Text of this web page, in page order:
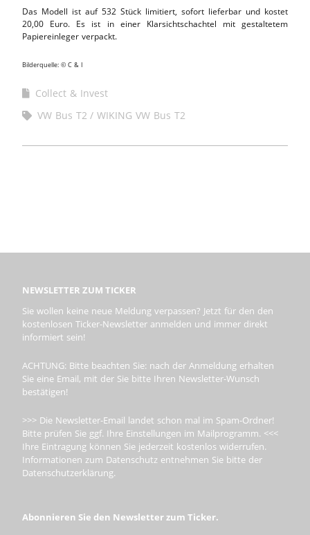
Das Modell ist auf 532 Stück limitiert, sofort lieferbar und kostet
20,00 Euro. Es ist in einer Klarsichtschachtel mit gestaltetem
Papiereinleger verpackt.
Bilderquelle: © C & I
Collect & Invest
VW Bus T2
WIKING VW Bus T2
NEWSLETTER ZUM TICKER
Sie wollen keine neue Meldung verpassen? Jetzt für den den
kostenlosen Ticker-Newsletter anmelden und immer direkt
informiert sein!
ACHTUNG: Bitte beachten Sie: nach der Anmeldung erhalten
Sie eine Email, mit der Sie bitte Ihren Newsletter-Wunsch
bestätigen!
>>> Die Newsletter-Email landet schon mal im Spam-Ordner!
Bitte prüfen Sie ggf. Ihre Einstellungen im Mailprogramm. <<<
Ihre Eintragung können Sie jederzeit kostenlos widerrufen.
Informationen zum Datenschutz entnehmen Sie bitte der
Datenschutzerklärung.
Abonnieren Sie den Newsletter zum Ticker.